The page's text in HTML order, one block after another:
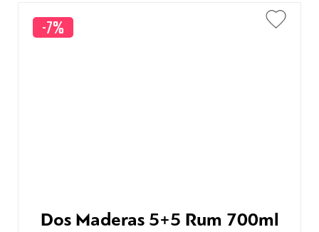
-7%
Dos Maderas 5+5 Rum 700ml